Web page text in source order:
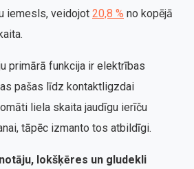
iemesls, veidojot 20,8 % no kopējā
primārā funkcija ir elektrības
pašas līdz kontaktligzdai
liela skaita jaudīgu ierīču
tāpēc izmanto tos atbildīgi.
lokšķēres un gludekli